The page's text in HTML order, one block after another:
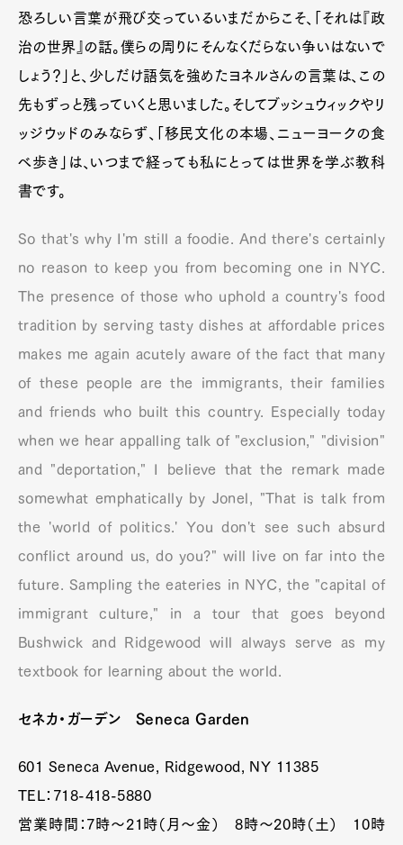
恐ろしい言葉が飛び交っているいまだからこそ、「それは『政
治の世界』の話。僕らの周りにそんなくだらない争いはないで
しょう？」と、少しだけ語気を強めたヨネルさんの言葉は、この
先もずっと残っていくと思いました。そしてブッシュウィックやリ
ッジウッドのみならず、「移民文化の本場、ニューヨークの食
べ歩き」は、いつまで経っても私にとっては世界を学ぶ教科
書です。
So that's why I'm still a foodie. And there's certainly
no reason to keep you from becoming one in NYC.
The presence of those who uphold a country's food
tradition by serving tasty dishes at affordable prices
makes me again acutely aware of the fact that many
of these people are the immigrants, their families
and friends who built this country. Especially today
when we hear appalling talk of "exclusion," "division"
and "deportation," I believe that the remark made
somewhat emphatically by Jonel, "That is talk from
the 'world of politics.' You don't see such absurd
conflict around us, do you?" will live on far into the
future. Sampling the eateries in NYC, the "capital of
immigrant culture," in a tour that goes beyond
Bushwick and Ridgewood will always serve as my
textbook for learning about the world.
セネカ・ガーデン Seneca Garden
601 Seneca Avenue, Ridgewood, NY 11385
TEL：718-418-5880
営業時間：7時～21時（月～金） 8時～20時（土） 10時